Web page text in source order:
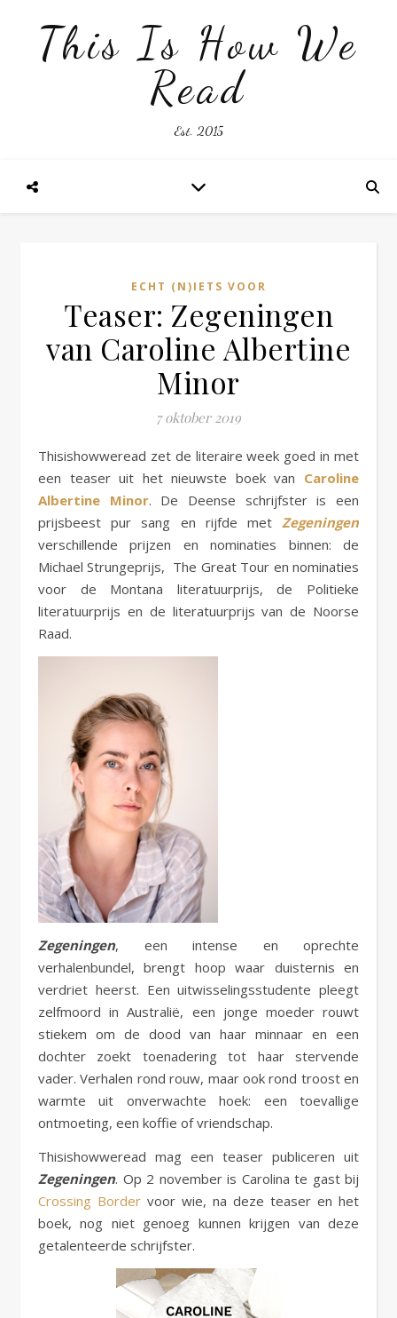
This Is How We
Read
Est. 2015
ECHT (N)IETS VOOR
Teaser: Zegeningen
van Caroline Albertine
Minor
7 oktober 2019
Thisishowweread zet de literaire week goed in met
een teaser uit het nieuwste boek van Caroline
Albertine Minor. De Deense schrijfster is een
prijsbeest pur sang en rijfde met Zegeningen
verschillende prijzen en nominaties binnen: de
Michael Strungeprijs, The Great Tour en nominaties
voor de Montana literatuurprijs, de Politieke
literatuurprijs en de literatuurprijs van de Noorse
Raad.
Zegeningen, een intense en oprechte
verhalenbundel, brengt hoop waar duisternis en
verdriet heerst. Een uitwisselingsstudente pleegt
zelfmoord in Australië, een jonge moeder rouwt
stiekem om de dood van haar minnaar en een
dochter zoekt toenadering tot haar stervende
vader. Verhalen rond rouw, maar ook rond troost en
warmte uit onverwachte hoek: een toevallige
ontmoeting, een koffie of vriendschap.
Thisishowweread mag een teaser publiceren uit
Zegeningen. Op 2 november is Carolina te gast bij
Crossing Border voor wie, na deze teaser en het
boek, nog niet genoeg kunnen krijgen van deze
getalenteerde schrijfster.